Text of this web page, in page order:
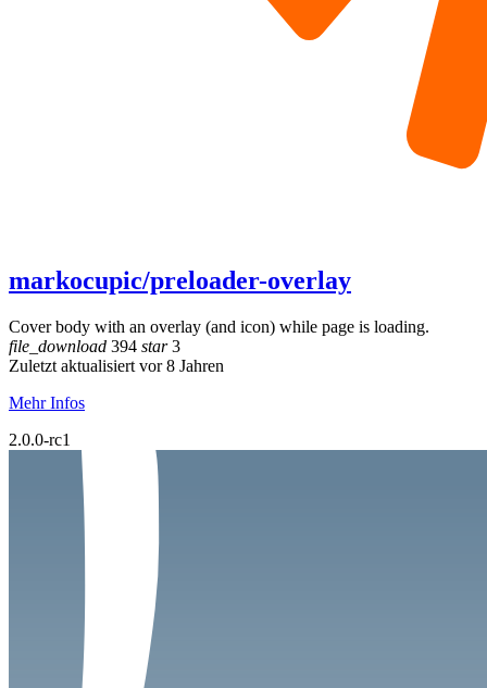
markocupic/preloader-overlay
Cover body with an overlay (and icon) while page is loading.
file_download 394 star3
Zuletzt aktualisiert vor 8 Jahren
Mehr Infos
2.0.0-rc1